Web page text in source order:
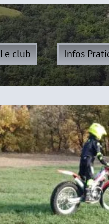
Le club Infos